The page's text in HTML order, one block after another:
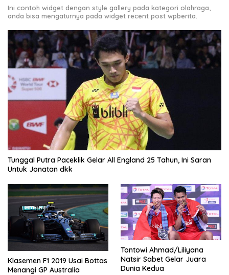
Ini contoh widget dengan style gallery pada kategori olahraga,
anda bisa mengaturnya pada widget recent post wpberita.
Tunggal Putra Paceklik Gelar All England 25 Tahun, Ini Saran
Untuk Jonatan dkk
Klasemen F1 2019 Usai Bottas
Menangi GP Australia
Tontowi Ahmad/Liliyana
Natsir Sabet Gelar Juara
Dunia Kedua